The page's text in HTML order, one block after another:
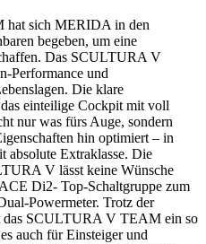
sich MERIDA in den
begeben, um eine
Das SCULTURA V
Performance und
Die klare
einteilige Cockpit mit voll
nur was fürs Auge, sondern
hin optimiert – in
absolute Extraklasse. Die
V lässt keine Wünsche
Di2- Top-Schaltgruppe zum
Powermeter. Trotz der
das SCULTURA V TEAM ein so
auch für Einsteiger und